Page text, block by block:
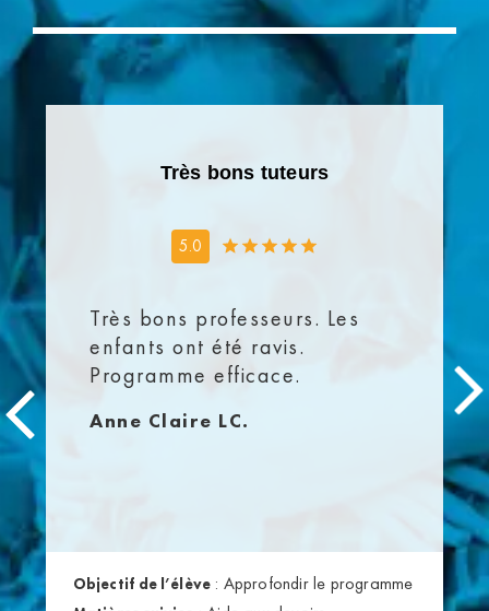
Très bons tuteurs
5.0
Très bons professeurs. Les
enfants ont été ravis.
Programme efficace.
Anne Claire LC.
Objectif de l’élève: Approfondir le programme